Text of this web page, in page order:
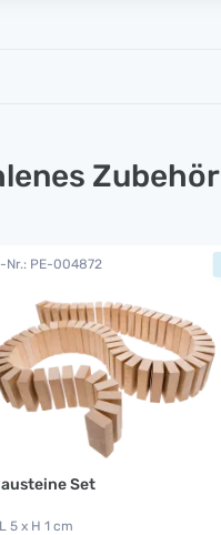
Zubehör
PE-004872
Set
5 x H 1 cm